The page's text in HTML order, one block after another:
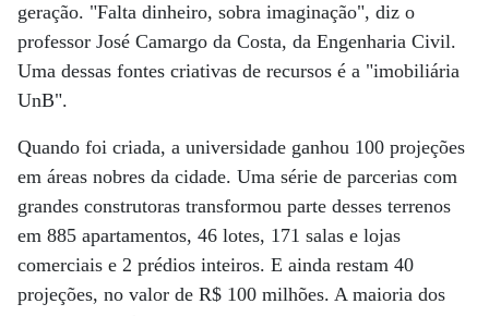
geração. "Falta dinheiro, sobra imaginação", diz o
professor José Camargo da Costa, da Engenharia Civil.
Uma dessas fontes criativas de recursos é a "imobiliária
UnB".
Quando foi criada, a universidade ganhou 100 projeções
em áreas nobres da cidade. Uma série de parcerias com
grandes construtoras transformou parte desses terrenos
em 885 apartamentos, 46 lotes, 171 salas e lojas
comerciais e 2 prédios inteiros. E ainda restam 40
projeções, no valor de R$ 100 milhões. A maioria dos